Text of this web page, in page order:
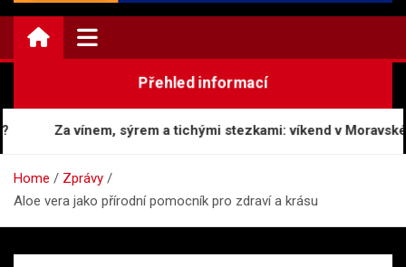
Přehled informací
Za vínem, sýrem a tichými stezkami: víkend v Moravském
Home
Zprávy
Aloe vera jako přírodní pomocník pro zdraví a krásu